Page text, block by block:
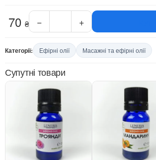
70 ₴ −
Ефірна
Пачулі
10
кількість
+
Категорії: Ефірні олії Масажні та ефірні олії
Супутні товари